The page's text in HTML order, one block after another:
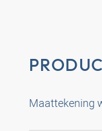
Maattekening